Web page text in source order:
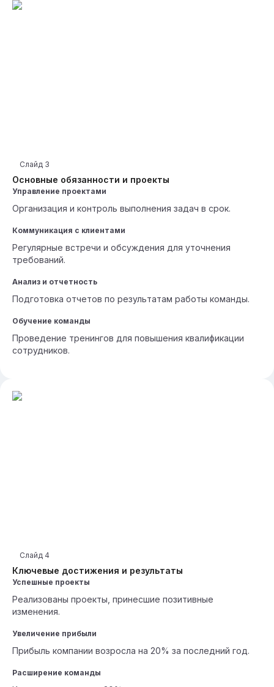
Основные обязанности и проекты
Слайд 3
Управление проектами
Организация и контроль выполнения задач в срок.
Коммуникация с клиентами
Регулярные встречи и обсуждения для уточнения
требований.
Анализ и отчетность
Подготовка отчетов по результатам работы команды.
Обучение команды
Проведение тренингов для повышения квалификации
сотрудников.
Ключевые достижения и результаты
Слайд 4
Успешные проекты
Реализованы проекты, принесшие позитивные
изменения.
Увеличение прибыли
Прибыль компании возросла на 20% за последний год.
Расширение команды